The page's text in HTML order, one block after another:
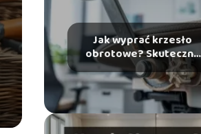
Jak wyprać krzesło
obrotowe? Skuteczne
metody czyszczenia